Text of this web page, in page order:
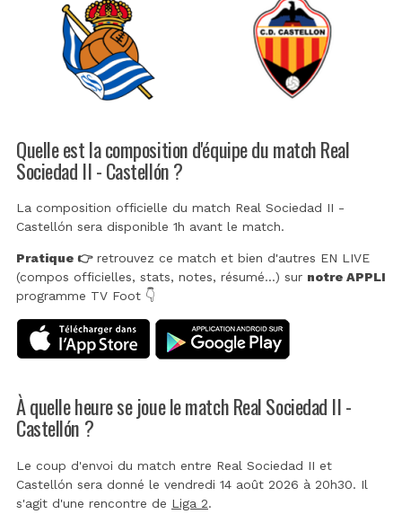
Quelle est la composition d'équipe du match Real
Sociedad II - Castellón ?
La composition officielle du match Real Sociedad II -
Castellón sera disponible 1h avant le match.
Pratique 👉retrouvez ce match et bien d'autres EN LIVE
(compos officielles, stats, notes, résumé...) sur notre APPLI
programme TV Foot 👇
À quelle heure se joue le match Real Sociedad II -
Castellón ?
Le coup d'envoi du match entre Real Sociedad II et
Castellón sera donné le vendredi 14 août 2026 à 20h30. Il
s'agit d'une rencontre de Liga 2.